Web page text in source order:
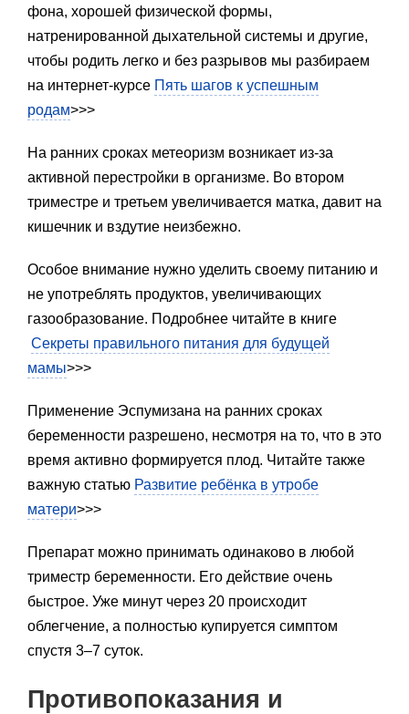
фона, хорошей физической формы,
натренированной дыхательной системы и другие,
чтобы родить легко и без разрывов мы разбираем
на интернет-курсе Пять шагов к успешным
родам>>>
На ранних сроках метеоризм возникает из-за
активной перестройки в организме. Во втором
триместре и третьем увеличивается матка, давит на
кишечник и вздутие неизбежно.
Особое внимание нужно уделить своему питанию и
не употреблять продуктов, увеличивающих
газообразование. Подробнее читайте в книге
Секреты правильного питания для будущей
мамы>>>
Применение Эспумизана на ранних сроках
беременности разрешено, несмотря на то, что в это
время активно формируется плод. Читайте также
важную статью Развитие ребёнка в утробе
матери>>>
Препарат можно принимать одинаково в любой
триместр беременности. Его действие очень
быстрое. Уже минут через 20 происходит
облегчение, а полностью купируется симптом
спустя 3–7 суток.
Противопоказания и